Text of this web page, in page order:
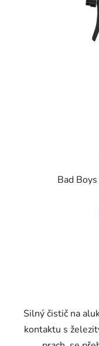
Bad
Silný čistič na
kontaktu s